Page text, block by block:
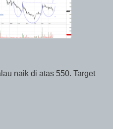
naik di atas 550. Target